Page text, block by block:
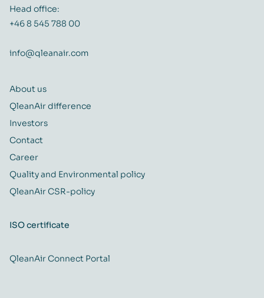
Head office:
+46 8 545 788 00
info@qleanair.com
About us
QleanAir difference
Investors
Contact
Career
Quality and Environmental policy
QleanAir CSR-policy
ISO certificate
QleanAir Connect Portal